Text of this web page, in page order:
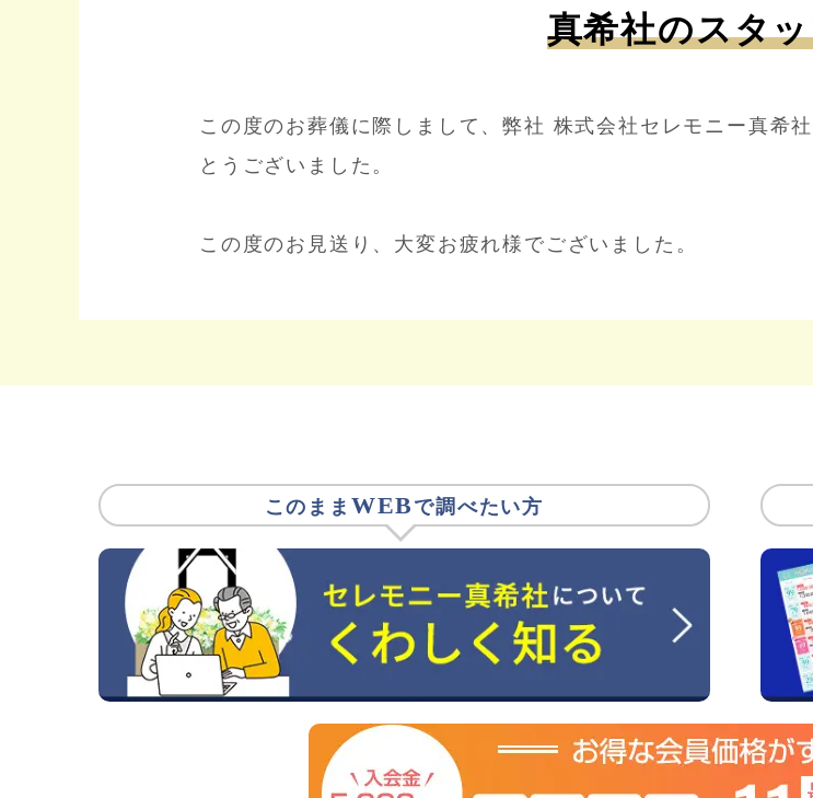
真希社のスタ
この度のお葬儀に際しまして、弊社 株式会社セレモニー真希
とうございました。
この度のお見送り、大変お疲れ様でございました。
このまま WEB で調べたい方